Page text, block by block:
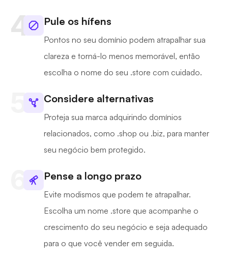
Pule os hífens
Pontos no seu domínio podem atrapalhar sua
clareza e torná-lo menos memorável, então
escolha o nome do seu .store com cuidado.
Considere alternativas
Proteja sua marca adquirindo domínios
relacionados, como .shop ou .biz, para manter
seu negócio bem protegido.
Pense a longo prazo
Evite modismos que podem te atrapalhar.
Escolha um nome .store que acompanhe o
crescimento do seu negócio e seja adequado
para o que você vender em seguida.